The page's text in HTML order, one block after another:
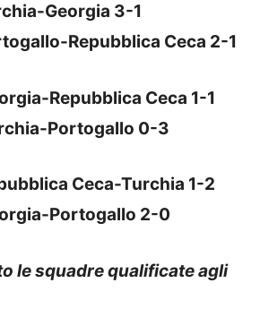
Georgia 3-1
Repubblica Ceca 2-1
Repubblica Ceca 1-1
Portogallo 0-3
Ceca-Turchia 1-2
Portogallo 2-0
le squadre qualificate agli